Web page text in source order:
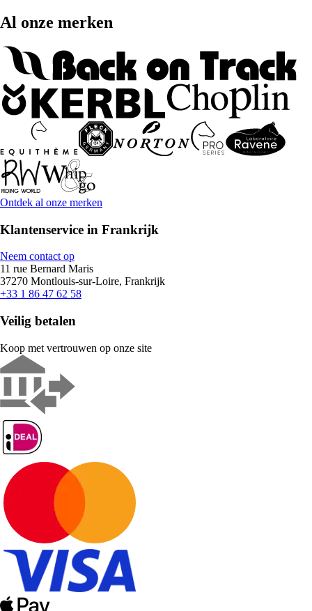
Al onze merken
Ontdek al onze merken
Klantenservice in Frankrijk
Neem contact op
11 rue Bernard Maris
37270 Montlouis-sur-Loire, Frankrijk
+33 1 86 47 62 58
Veilig betalen
Koop met vertrouwen op onze site